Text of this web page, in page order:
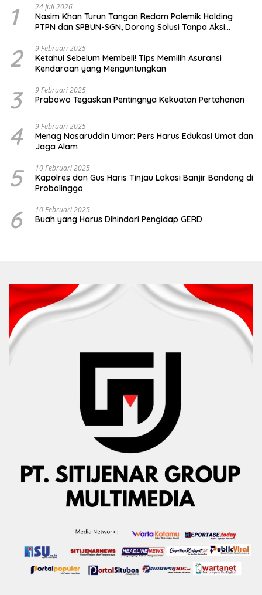
1 24 Juli 2026
Nasim Khan Turun Tangan Redam Polemik Holding
PTPN dan SPBUN-SGN, Dorong Solusi Tanpa Aksi
2 9 Februari 2025
Ketahui Sebelum Membeli! Tips Memilih Asuransi
Kendaraan yang Menguntungkan
3 9 Februari 2025
Prabowo Tegaskan Pentingnya Kekuatan Pertahanan
4 9 Februari 2025
Menag Nasaruddin Umar: Pers Harus Edukasi Umat dan
Jaga Alam
5 10 Februari 2025
Kapolres dan Gus Haris Tinjau Lokasi Banjir Bandang di
Probolinggo
6 10 Februari 2025
Buah yang Harus Dihindari Pengidap GERD